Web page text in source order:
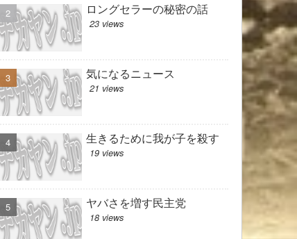
ロングセラーの秘密の話
23 views
気になるニュース
21 views
生きるために我が子を殺す
19 views
ヤバさを増す民主党
18 views